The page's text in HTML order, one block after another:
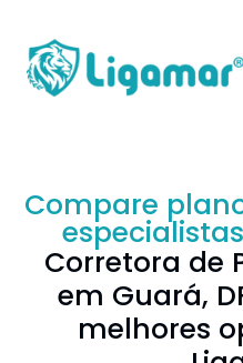
Compare
Corretora de
em Guará,
melhores